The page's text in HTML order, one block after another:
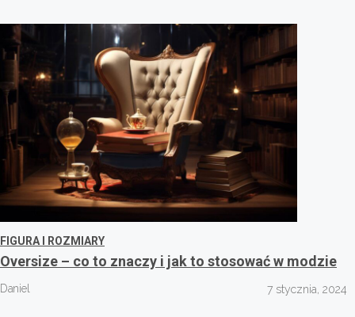
FIGURA I ROZMIARY
Oversize – co to znaczy i jak to stosować w modzie
Daniel 7 stycznia, 2024